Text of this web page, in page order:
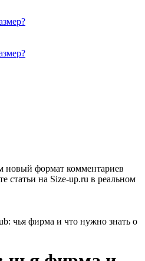
новый формат комментариев
статьи на Size-up.ru в реальном
чья фирма и что нужно знать о